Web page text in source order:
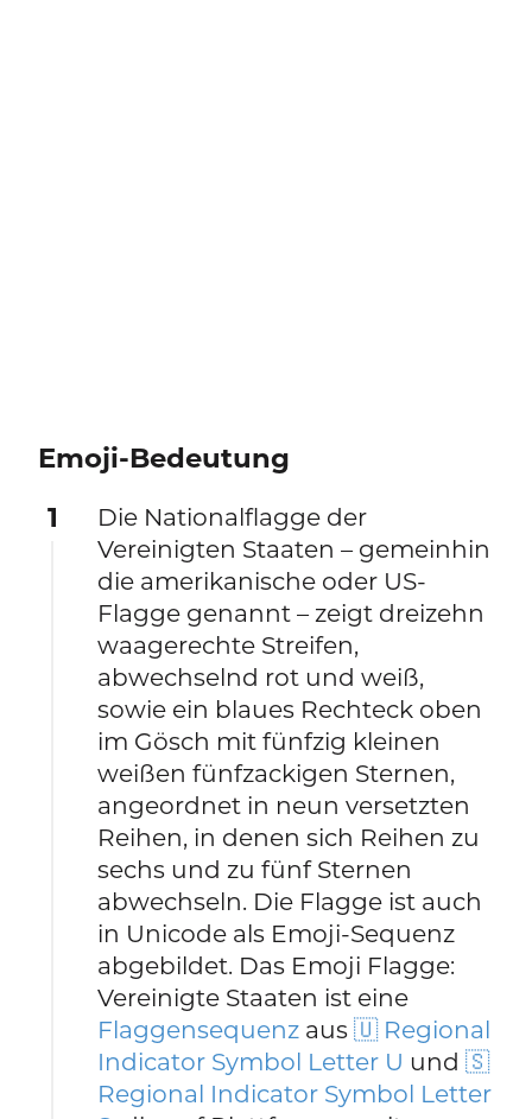
Emoji-Bedeutung
1
Die Nationalflagge der
Vereinigten Staaten – gemeinhin
die amerikanische oder US-
Flagge genannt – zeigt dreizehn
waagerechte Streifen,
abwechselnd rot und weiß,
sowie ein blaues Rechteck oben
im Gösch mit fünfzig kleinen
weißen fünfzackigen Sternen,
angeordnet in neun versetzten
Reihen, in denen sich Reihen zu
sechs und zu fünf Sternen
abwechseln. Die Flagge ist auch
in Unicode als Emoji-Sequenz
abgebildet. Das Emoji Flagge:
Vereinigte Staaten ist eine
Flaggensequenz aus🇺 Regional
Indicator Symbol Letter U und🇸
Regional Indicator Symbol Letter